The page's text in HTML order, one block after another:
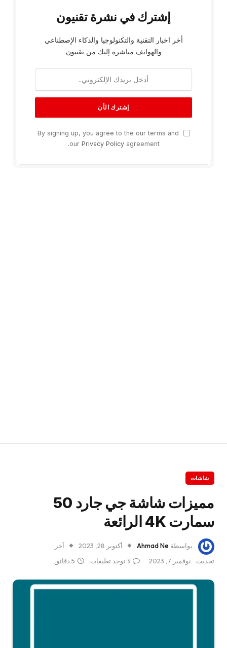
إشترك في نشرة تقنيون
أخر اخبار التقنية والتكنولوجيا والذكاء الإصطناعي
والهواتف مباشرة إليك من تقنيون
By signing up, you agree to the our terms and
our Privacy Policyagreement.
شاشات
مميزات شاشة جي جارد 50
سمارت 4K الرائعة
بواسطة Ahmad Ne أكتوبر 28, 2023
آخر
تحديث: نوفمبر 7, 2023 لا توجد تعليقات 5 دقائق